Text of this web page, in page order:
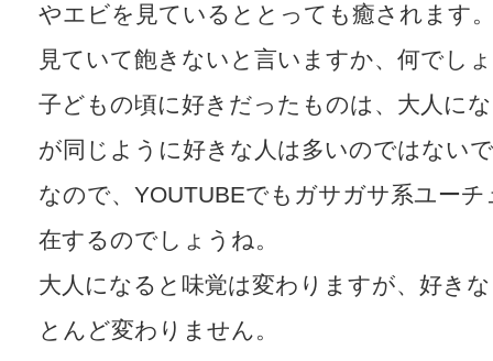
やエビを見ているととっても癒されます
見ていて飽きないと言いますか、何でし
子どもの頃に好きだったものは、大人に
が同じように好きな人は多いのではない
なので、YOUTUBEでもガサガサ系ユー
在するのでしょうね。
大人になると味覚は変わりますが、好き
とんど変わりません。